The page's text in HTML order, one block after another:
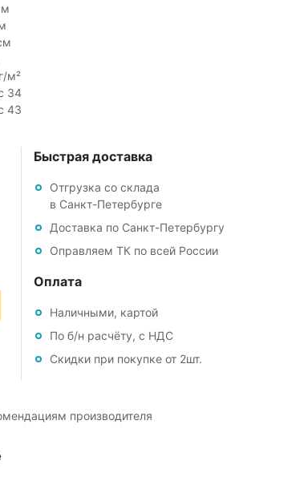
м²
34
43
Быстрая доставка
Отгрузка со склада
в Санкт-Петербурге
Доставка по Санкт-Петербургу
Оправляем ТК по всей России
Оплата
Наличными, картой
По б/н расчёту, с НДС
Скидки при покупке от 2шт.
производителя